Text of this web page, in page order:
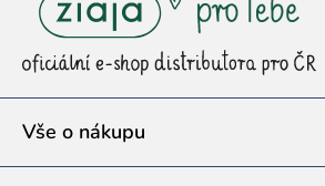
t
Vše o nákupu